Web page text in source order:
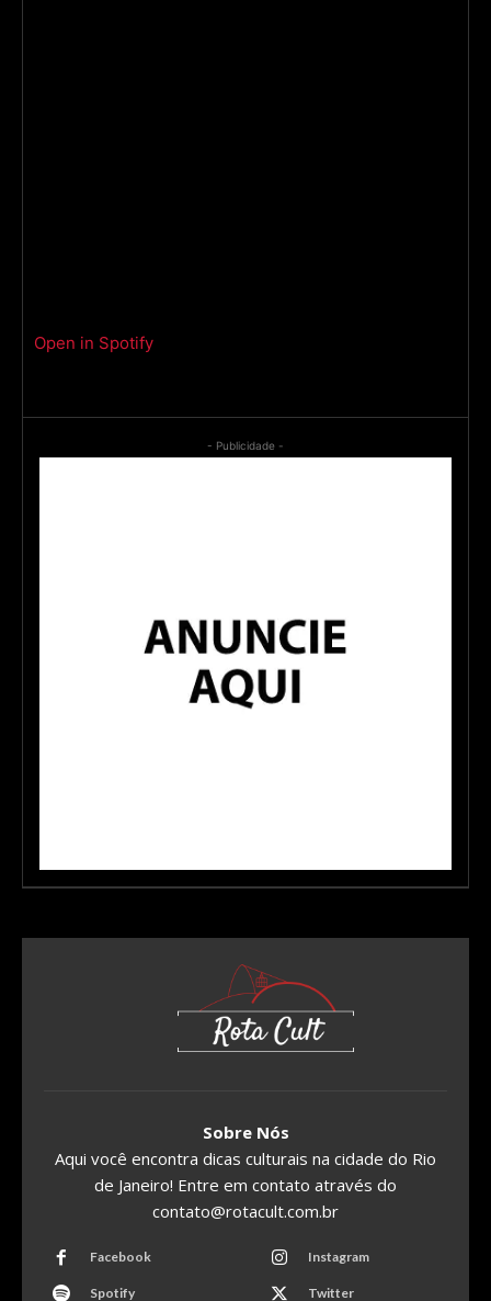
Open in Spotify
- Publicidade -
Sobre Nós
Aqui você encontra dicas culturais na cidade do Rio
de Janeiro! Entre em contato através do
contato@rotacult.com.br
Facebook Instagram
Spotify Twitter